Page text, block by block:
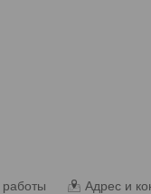
Адрес и